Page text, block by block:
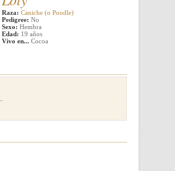
Raza: Caniche (o Poodle)
Pedigree: No
Sexo: Hembra
Edad: 19 años
Vivo en... Cocoa